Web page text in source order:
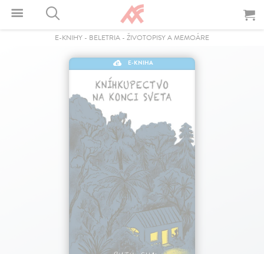
E-KNIHY - BELETRIA - ŽIVOTOPISY A MEMOÁRE
E-KNIHA